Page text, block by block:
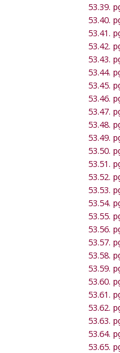
53.39.
53.40.
53.41.
53.42.
53.43.
53.44.
53.45.
53.46.
53.47.
53.48.
53.49.
53.50.
53.51.
53.52.
53.53.
53.54.
53.55.
53.56.
53.57.
53.58.
53.59.
53.60.
53.61.
53.62.
53.63.
53.64.
53.65.